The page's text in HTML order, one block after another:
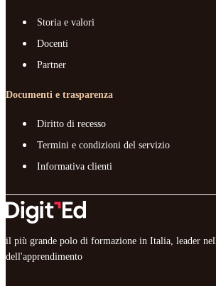
Storia e valori
Docenti
Partner
Documenti e trasparenza
Diritto di recesso
Termini e condizioni del servizio
Informativa clienti
il più grande polo di formazione in Italia, leader
dell'apprendimento